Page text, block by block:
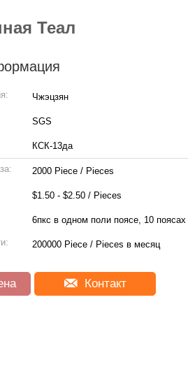
Теал
Чжэцзян
SGS
КСК-13да
2000 Piece / Pieces
$1.50 - $2.50 / Pieces
6пкс в одном поли поясе, 10
200000 Piece / Pieces в месяц
Контакт